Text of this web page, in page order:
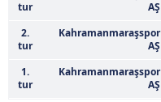
tur
AŞ
2.
tur
Kahramanmaraşspor
AŞ
1.
tur
Kahramanmaraşspor
AŞ